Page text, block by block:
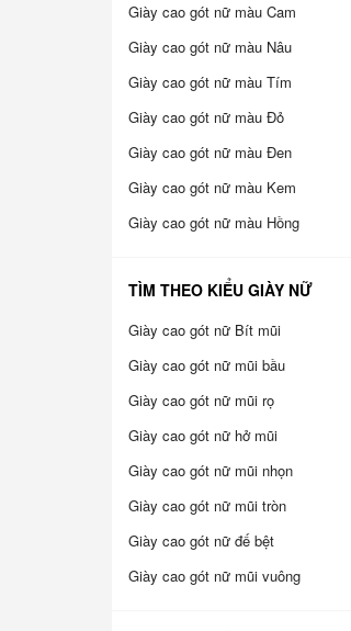
Giày cao gót nữ màu Cam
Giày cao gót nữ màu Nâu
Giày cao gót nữ màu Tím
Giày cao gót nữ màu Đỏ
Giày cao gót nữ màu Đen
Giày cao gót nữ màu Kem
Giày cao gót nữ màu Hồng
TÌM THEO KIỂU GIÀY NỮ
Giày cao gót nữ Bít mũi
Giày cao gót nữ mũi bầu
Giày cao gót nữ mũi rọ
Giày cao gót nữ hở mũi
Giày cao gót nữ mũi nhọn
Giày cao gót nữ mũi tròn
Giày cao gót nữ đế bệt
Giày cao gót nữ mũi vuông